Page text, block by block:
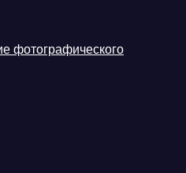
фотографического